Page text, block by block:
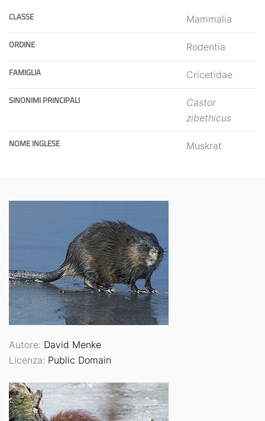
CLASSE Mammalia
ORDINE Rodentia
FAMIGLIA Cricetidae
SINONIMI PRINCIPALI
Castor
zibethicus
NOME INGLESE Muskrat
Autore: David Menke
Licenza: Public Domain